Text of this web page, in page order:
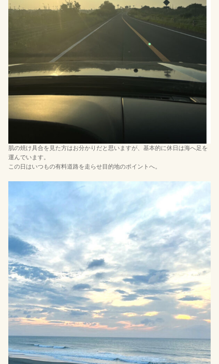
肌の焼け具合を見た方はお分かりだと思いますが、基本的に休日は海へ足を
運んでいます。
この日はいつもの有料道路を走らせ目的地のポイントへ。